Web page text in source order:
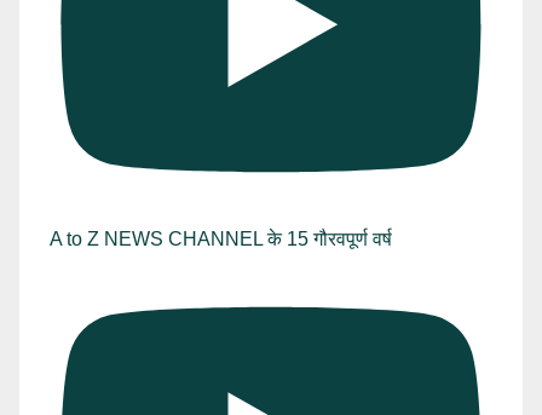
A to Z NEWS CHANNEL के 15 गौरवपूर्ण वर्ष